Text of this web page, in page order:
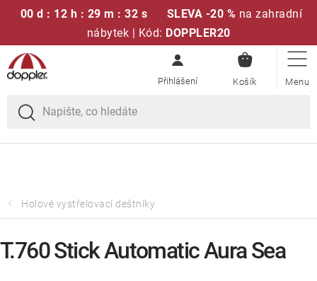
00 d : 12 h : 29 m : 31 s SLEVA -20 % na zahradní
nábytek | Kód: DOPPLER20
Přejít
na
obsah
KOŠÍK
Sedací soupravy
Slunečníky
Doprava zdarma při nákupu nad 2000 Kč
Holové vystřelovací deštníky
T.760 Stick Automatic Aura Sea